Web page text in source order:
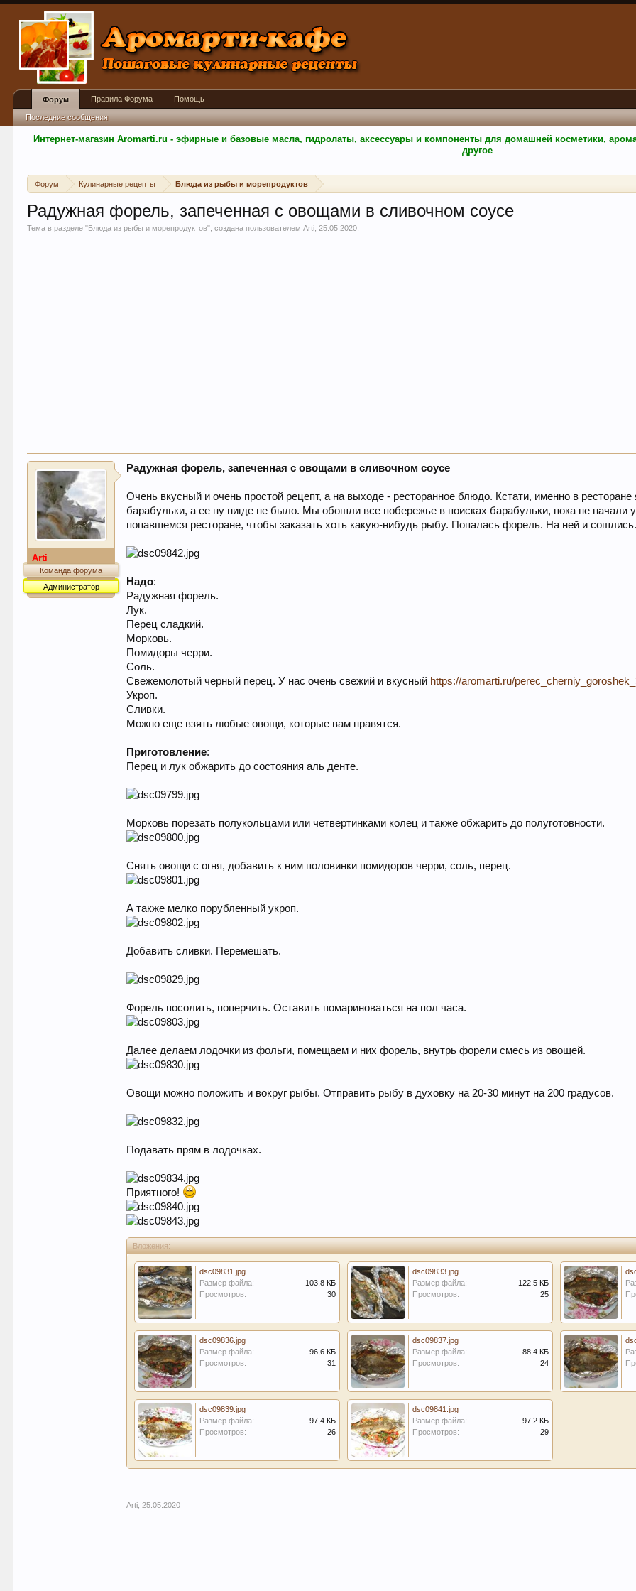
Интернет-магазин Aromarti.ru - эфирные и базовые масла, гидролаты, аксессуары и компоненты для домашней косметики,
другое
Форум Кулинарные рецепты Блюда из рыбы и морепродуктов
Радужная форель, запеченная с овощами в сливочном соусе
Тема в разделе "Блюда из рыбы и морепродуктов", создана пользователемArti ,25.05.2020
Arti
Команда форума
Администратор
Радужная форель, запеченная с овощами в сливочном соусе
Очень вкусный и очень простой рецепт, а на выходе - ресторанное блюдо. Кстати, именно в
барабульки, а ее ну нигде не было. Мы обошли все побережье в поисках барабульки, пока не начали
попавшемся ресторане, чтобы заказать хоть какую-нибудь рыбу. Попалась форель. На ней и
Надо:
Радужная форель.
Лук.
Перец сладкий.
Морковь.
Помидоры черри.
Соль.
Свежемолотый черный перец. У нас очень свежий и вкусный https://aromarti.ru/
Укроп.
Сливки.
Можно еще взять любые овощи, которые вам нравятся.
Приготовление:
Перец и лук обжарить до состояния аль денте.
Морковь порезать полукольцами или четвертинками колец и также обжарить до полуготовности.
Снять овощи с огня, добавить к ним половинки помидоров черри, соль, перец.
А также мелко порубленный укроп.
Добавить сливки. Перемешать.
Форель посолить, поперчить. Оставить помариноваться на пол часа.
Далее делаем лодочки из фольги, помещаем и них форель, внутрь форели смесь из овощей.
Овощи можно положить и вокруг рыбы. Отправить рыбу в духовку на 20-30 минут на 200 градусов.
Подавать прям в лодочках.
Приятного!
Вложения:
dsc09831.jpg
Размер файла:
103,8 КБ
Просмотров:
30
dsc09833.jpg
Размер файла:
122,5 КБ
Просмотров:
25
dsc09836.jpg
Размер файла:
96,6 КБ
Просмотров:
31
dsc09837.jpg
Размер файла:
88,4 КБ
Просмотров:
24
dsc09839.jpg
Размер файла:
97,4 КБ
Просмотров:
26
dsc09841.jpg
Размер файла:
97,2 КБ
Просмотров:
29
Arti 25.05.2020
Форум
Последние сообщения
Правила Форума Помощь